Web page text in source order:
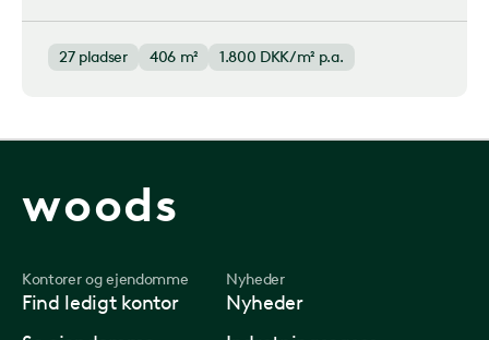
27 pladser 406 m² 1.800 DKK/m² p.a.
woods
Kontorer og ejendomme
Find ledigt kontor
Nyheder
Nyheder